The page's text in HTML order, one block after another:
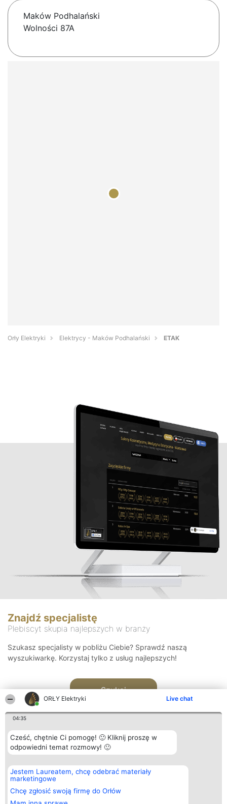
ORŁY Elektryki Live chat
04:35
Cześć, chętnie Ci pomogę! 🙂 Kliknij proszę w
odpowiedni temat rozmowy! 🙂
Jestem Laureatem, chcę odebrać materiały
marketingowe
Chcę zgłosić swoją firmę do Orłów
Maków Podhalański
Wolności 87A
Orły Elektryki Elektrycy - Maków Podhalański ETAK
Znajdź specjalistę
Plebiscyt skupia najlepszych w branży
Szukasz specjalisty w pobliżu Ciebie? Sprawdź naszą
wyszukiwarkę. Korzystaj tylko z usług najlepszych!
Szukaj
Organizator plebiscytu
Bright Side Solutions sp. z o.
o. sp. k.
ul. Ruska 22
Wrocław 50-079
KRS 0000749100 | Regon
Plebiscyt
Laureaci
wszystkich
Laureatów
Kontakt
Kontakt